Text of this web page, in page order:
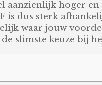
hoger
is dus sterk
waar jouw
slimste keuze bij